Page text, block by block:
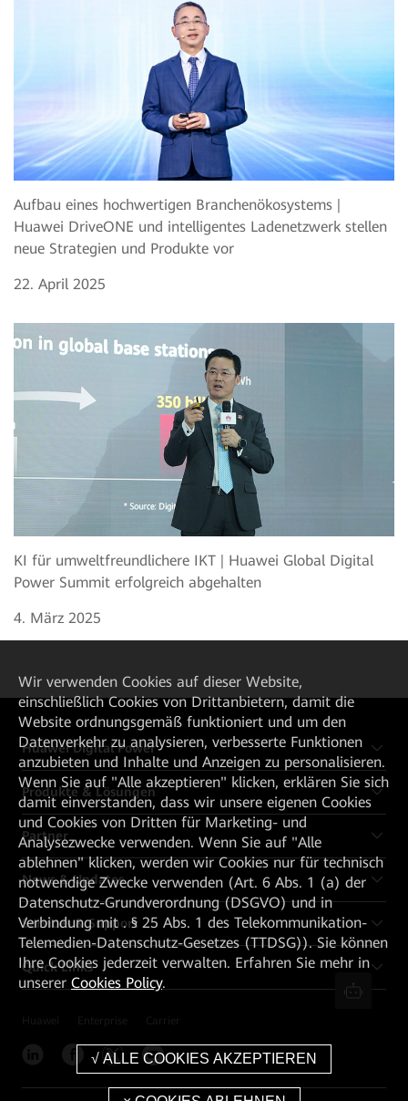
Aufbau eines hochwertigen Branchenökosystems |
Huawei DriveONE und intelligentes Ladenetzwerk stellen
neue Strategien und Produkte vor
22. April 2025
KI für umweltfreundlichere IKT | Huawei Global Digital
Power Summit erfolgreich abgehalten
4. März 2025
Huawei Digital Power
Produkte & Lösungen
Partner
News & Updates
Services & Support
Quick Links
Wir verwenden Cookies auf dieser Website,
einschließlich Cookies von Drittanbietern, damit die
Website ordnungsgemäß funktioniert und um den
Datenverkehr zu analysieren, verbesserte Funktionen
anzubieten und Inhalte und Anzeigen zu personalisieren.
Wenn Sie auf "Alle akzeptieren" klicken, erklären Sie sich
damit einverstanden, dass wir unsere eigenen Cookies
und Cookies von Dritten für Marketing- und
Analysezwecke verwenden. Wenn Sie auf "Alle
ablehnen" klicken, werden wir Cookies nur für technisch
notwendige Zwecke verwenden (Art. 6 Abs. 1 (a) der
Datenschutz-Grundverordnung (DSGVO) und in
Verbindung mit . § 25 Abs. 1 des Telekommunikation-
Telemedien-Datenschutz-Gesetzes (TTDSG)). Sie können
Ihre Cookies jederzeit verwalten. Erfahren Sie mehr in
unserer Cookies Policy.